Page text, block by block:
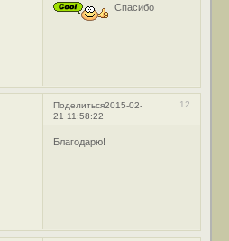
Спасибо
Поделиться 12
2015-02-
21 11:58:22
Благодарю!